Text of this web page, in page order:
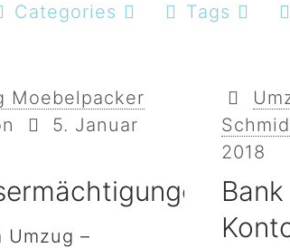
Categories Tags
Moebelpacker
5. Januar
Umzug –
2018